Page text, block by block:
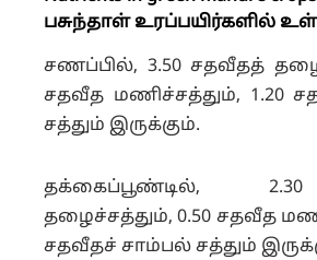
பசுந்தாள் உரப்பயிர்களில்
சணப்பில், 3.50 சதவீதத்
சதவீத மணிச்சத்தும், 1.20
சத்தும் இருக்கும்.
தக்கைப்பூண்டில்,
தழைச்சத்தும், 0.50 சதவீத
சதவீதச் சாம்பல் சத்தும்